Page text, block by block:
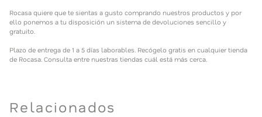
productos y por ello ponemos a tu disposición un sistema de
devoluciones sencillo y gratuito.
cualquier tienda de Rocasa. Consulta entre nuestras tiendas
Rocasa quiere que te sientas a gusto comprando nuestros productos y por
ello ponemos a tu disposición un sistema de devoluciones sencillo y
gratuito.
Plazo de entrega de 1 a 5 días laborables. Recógelo gratis en cualquier tienda
de Rocasa. Consulta entre nuestras tiendas cuál está más cerca.
Relacionados